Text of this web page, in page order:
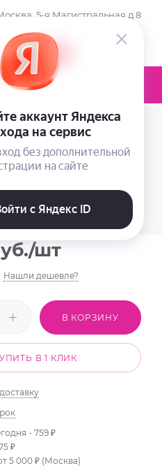
5-я Магистральная д.8
КОМПАНИЯ
0
/шт
Нашли дешевле?
В КОРЗИНУ
В 1 КЛИК
- 759 ₽
₽
5 000 ₽ (Москва)